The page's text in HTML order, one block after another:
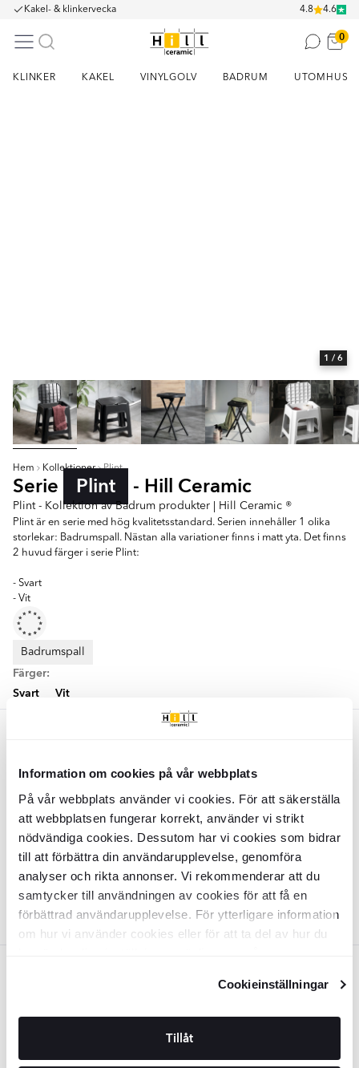
Information om cookies på vår webbplats
På vår webbplats använder vi cookies. För att säkerställa
att webbplatsen fungerar korrekt, använder vi strikt
nödvändiga cookies. Dessutom har vi cookies som bidrar
till att förbättra din användarupplevelse, genomföra
analyser och rikta annonser. Vi rekommenderar att du
samtycker till användningen av cookies för att få en
förbättrad användarupplevelse. För ytterligare information
om hur vi använder cookies eller för att ta del av hur du
Cookieinställningar
Tillåt
Kakel- & klinkervecka 4.8 4.6
0
KLINKER KAKEL VINYLGOLV BADRUM UTOMHUS
Hem Kollektioner Plint
Serie Plint - Hill Ceramic
Plint - Kollektion av Badrum produkter | Hill Ceramic ®
Plint är en serie med hög kvalitetsstandard. Serien innehåller 1 olika
storlekar: Badrumspall. Nästan alla variationer finns i matt yta. Det finns
2 huvud färger i serie Plint:
- Svart
- Vit
Badrumspall
Färger:
Svart
Vit
1 / 6
BadrumspallPlintSvart Matt
Yta:Matt
Material:Plast
226SEK365SEK-38%
LÄGG I VARUKORG
BadrumspallPlint
Yta:Matt
Material: Plast
359SEK586 SEK-39%
LÄGG I VARUKORG
Yta:Matt